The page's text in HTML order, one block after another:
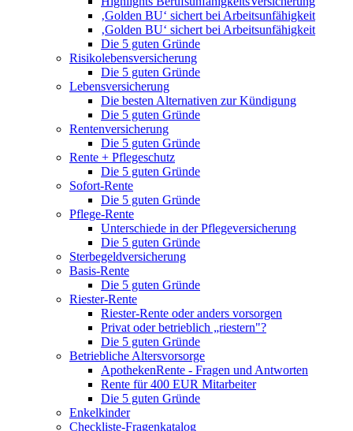
‚Golden BU‘ sichert bei Arbeitsunfähigkeit
‚Golden BU‘ sichert bei Arbeitsunfähigkeit
Die 5 guten Gründe
Risikolebensversicherung
Die 5 guten Gründe
Lebensversicherung
Die besten Alternativen zur Kündigung
Die 5 guten Gründe
Rentenversicherung
Die 5 guten Gründe
Rente + Pflegeschutz
Die 5 guten Gründe
Sofort-Rente
Die 5 guten Gründe
Pflege-Rente
Unterschiede in der Pflegeversicherung
Die 5 guten Gründe
Sterbegeldversicherung
Basis-Rente
Die 5 guten Gründe
Riester-Rente
Riester-Rente oder anders vorsorgen
Privat oder betrieblich „riestern"?
Die 5 guten Gründe
Betriebliche Altersvorsorge
ApothekenRente - Fragen und Antworten
Rente für 400 EUR Mitarbeiter
Die 5 guten Gründe
Enkelkinder
Checkliste-Fragenkatalog